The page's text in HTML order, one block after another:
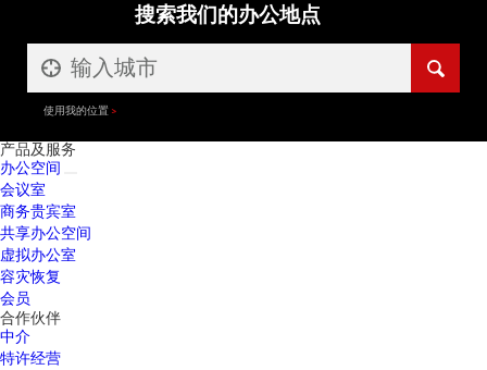
搜索我们的办公地点
使用我的位置
产品及服务
办公空间
会议室
商务贵宾室
共享办公空间
虚拟办公室
容灾恢复
会员
合作伙伴
中介
特许经营